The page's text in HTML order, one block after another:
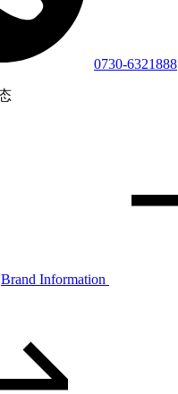
0730-6321888
Brand Information